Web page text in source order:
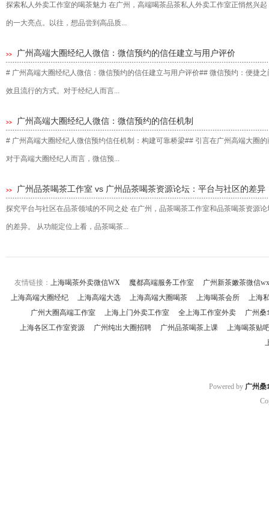
探索私人外卖工作室的喝茶魅力 在广州，高端喝茶品茶私人外卖工作室正悄然兴
的一大亮点。以往，想品尝到高品质...
>> 广州高端大圈经纪人微信：微信预约的信任建立与用户评价
# 广州高端大圈经纪人微信：微信预约的信任建立与用户评价## 微信预约：便捷
效且流行的方式。对于经纪人而言...
>> 广州高端大圈经纪人微信：微信预约的信任机制
# 广州高端大圈经纪人微信预约信任机制：构建可靠桥梁## 引言在广州高端大圈
对于高端大圈经纪人而言，微信预...
>> ‌广州品茶喝茶工作室 vs 广州品茶喝茶资源论坛‌：平台与社区的差异
探究平台与社区在品茶领域的不同之处 在广州，品茶喝茶工作室和品茶喝茶资源
的差异。 从功能定位上看，品茶喝茶...
友情链接： 上海喝茶外卖微信WX 魔都高端服务工作室
广州新茶嫩茶微信wx
上海高端大圈经纪
上海高端大选 上海高端大圈喝茶 上海喝茶会所
上海
广州大圈高端工作室
上海上门外卖工作室 全上海工作室外卖
广州桑
上海各区工作室资源
广州纯出大圈招聘 广州品茶喝茶上课
上海喝茶贴
Powered by 广州桑